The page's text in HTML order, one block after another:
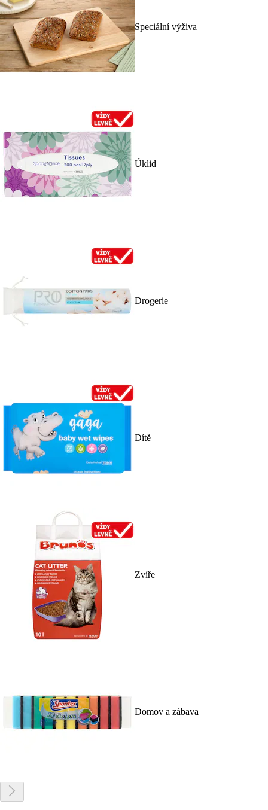
Speciální výživa
Úklid
Drogerie
Dítě
Zvíře
Domov a zábava